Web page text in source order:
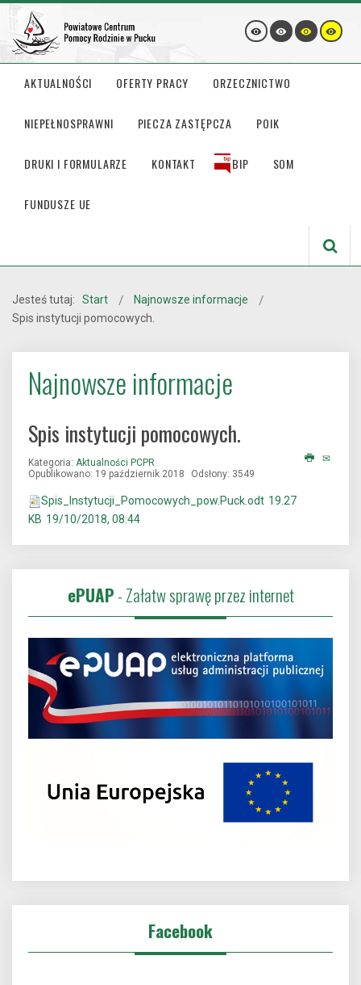
AKTUALNOŚCI OFERTY PRACY ORZECZNICTWO
NIEPEŁNOSPRAWNI PIECZA ZASTĘPCZA POIK
DRUKI I FORMULARZE KONTAKT BIP SOM
FUNDUSZE UE
Jesteś tutaj: Start
Najnowsze informacje
Spis instytucji pomocowych.
Najnowsze informacje
Spis instytucji pomocowych.
Kategoria: Aktualności PCPR
Opublikowano: 19 październik 2018
Odsłony: 3549
Spis_Instytucji_Pomocowych_pow.Puck.odt 19.27
KB 19/10/2018, 08:44
ePUAP- Załatw sprawę przez internet
Facebook